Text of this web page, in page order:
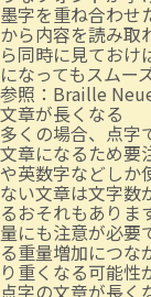
墨字を重ね合わせ
から内容を読み取
ら同時に見ておけ
になってもスムー
参照： Braille
文章が長くなる
多くの場合、点字
文章になるため要
や英数字などしか
ない文章は文字数
るおそれもありま
量にも注意が必要
る重量増加につな
り重くなる可能性
点字の文章が長く